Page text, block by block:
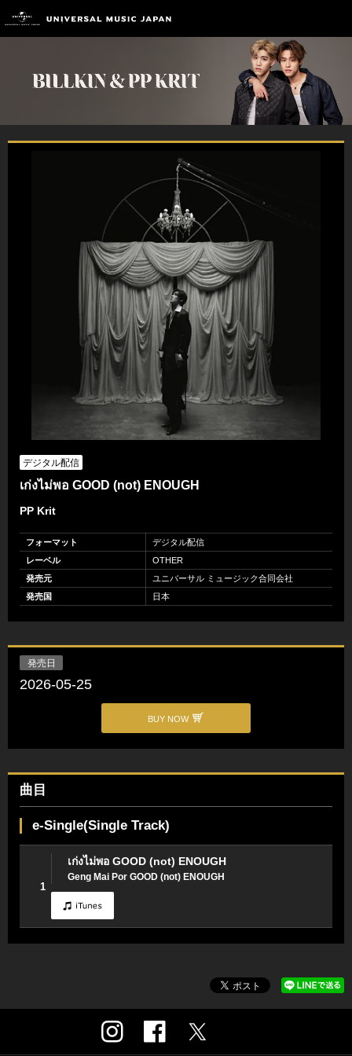
デジタル配信
เก่งไม่พอ GOOD (not) ENOUGH
PP Krit
フォーマット
デジタル配信
レーベル
OTHER
発売元
ユニバーサル ミュージック合同会社
発売国
日本
発売日
2026-05-25
BUY NOW
曲目
e-Single(Single Track)
1
เก่งไม่พอ GOOD (not) ENOUGH
Geng Mai Por GOOD (not) ENOUGH